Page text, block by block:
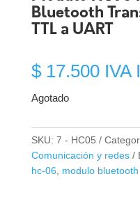
Bluetooth
TTL a UART
$17.500 IVA
Agotado
SKU: 7 - HC05
Comunicación y redes
hc-06
modulo bluetooth